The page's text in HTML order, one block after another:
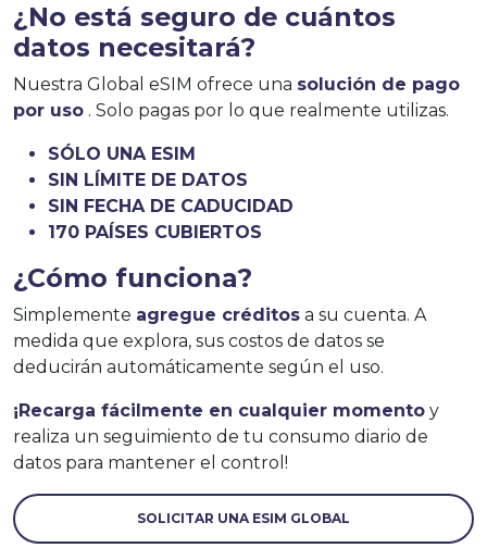
¿No está seguro de cuántos
datos necesitará?
Nuestra Global eSIM ofrece una solución de pago
por uso . Solo pagas por lo que realmente utilizas.
SÓLO UNA ESIM
SIN LÍMITE DE DATOS
SIN FECHA DE CADUCIDAD
170 PAÍSES CUBIERTOS
¿Cómo funciona?
Simplemente agregue créditos a su cuenta. A
medida que explora, sus costos de datos se
deducirán automáticamente según el uso.
¡Recarga fácilmente en cualquier momento y
realiza un seguimiento de tu consumo diario de
datos para mantener el control!
SOLICITAR UNA ESIM GLOBAL